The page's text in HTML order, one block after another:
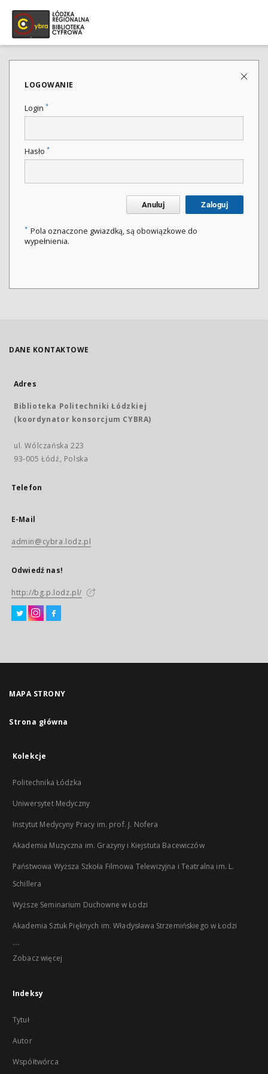
LOGOWANIE
Login *
Hasło *
Anuluj Zaloguj
* Pola oznaczone gwiazdką, są obowiązkowe do
wypełnienia.
DANE KONTAKTOWE
Adres
Biblioteka Politechniki Łódzkiej
(koordynator konsorcjum CYBRA)
ul. Wólczańska 223
93-005 Łódź, Polska
Telefon
E-Mail
admin@cybra.lodz.pl
Odwiedź nas!
http://bg.p.lodz.pl/
MAPA STRONY
Strona główna
Kolekcje
Politechnika Łódzka
Uniwersytet Medyczny
Instytut Medycyny Pracy im. prof. J. Nofera
Akademia Muzyczna im. Grażyny i Kiejstuta Bacewiczów
Państwowa Wyższa Szkoła Filmowa Telewizyjna i Teatralna im. L.
Schillera
Wyższe Seminarium Duchowne w Łodzi
Akademia Sztuk Pięknych im. Władysława Strzemińskiego w Łodzi
...
Zobacz więcej
Indeksy
Tytuł
Autor
Współtwórca